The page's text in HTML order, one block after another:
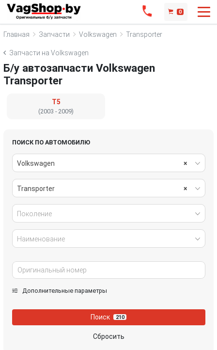
0
Главная Запчасти Volkswagen Transporter
Запчасти на Volkswagen
Б/у автозапчасти Volkswagen
Transporter
T5
(2003 - 2009)
ПОИСК ПО АВТОМОБИЛЮ
×
Volkswagen
×
Transporter
Поколение
Наименование
Дополнительные параметры
Поиск 210
Сбросить